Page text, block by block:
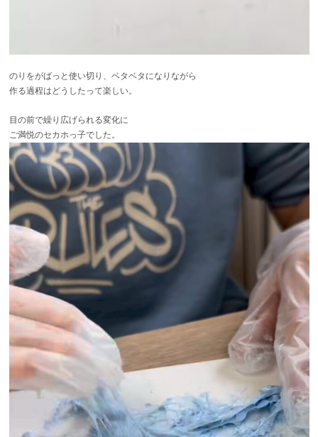
のりをがばっと使い切り、ベタベタになりながら
作る過程はどうしたって楽しい。
目の前で繰り広げられる変化に
ご満悦のセカホっ子でした。